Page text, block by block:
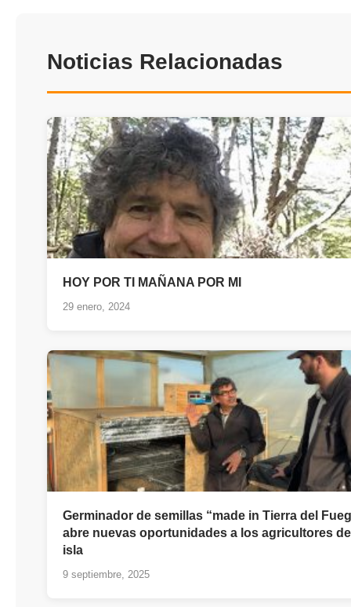
Noticias Relacionadas
HOY POR TI MAÑANA POR MI
29 enero, 2024
Germinador de semillas “made in Tierra del
abre nuevas oportunidades a los agricultores
isla
9 septiembre, 2025